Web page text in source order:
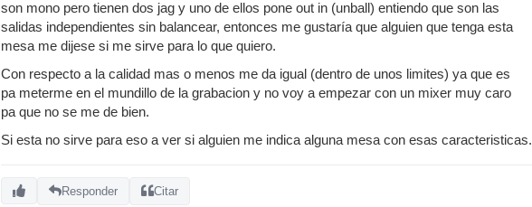
son mono pero tienen dos jag y uno de ellos pone out in (unball) entiendo que son las
salidas independientes sin balancear, entonces me gustaría que alguien que tenga esta
mesa me dijese si me sirve para lo que quiero.
Con respecto a la calidad mas o menos me da igual (dentro de unos limites) ya que es
pa meterme en el mundillo de la grabacion y no voy a empezar con un mixer muy caro
pa que no se me de bien.
Si esta no sirve para eso a ver si alguien me indica alguna mesa con esas caracteristicas.
Responder Citar